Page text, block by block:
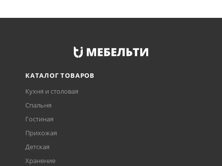
КАТАЛОГ ТОВАРОВ
Кухня и столовая
Спальня
Гостиная
Прихожая
Детская
Хранение